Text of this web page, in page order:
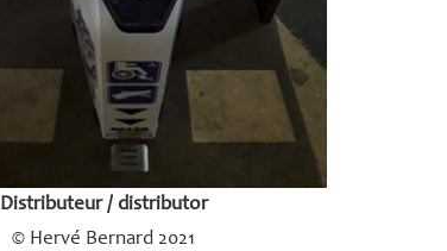
Distributeur / distributor
© Hervé Bernard 2021